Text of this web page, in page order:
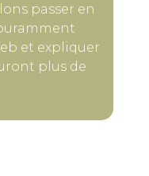
passer en
et expliquer
plus de